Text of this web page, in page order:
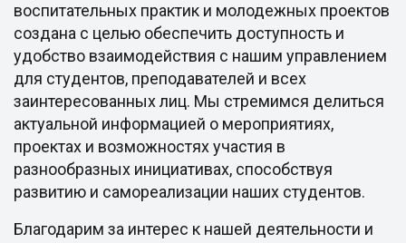
воспитательных практик и молодежных проектов
создана с целью обеспечить доступность и
удобство взаимодействия с нашим управлением
для студентов, преподавателей и всех
заинтересованных лиц. Мы стремимся делиться
актуальной информацией о мероприятиях,
проектах и возможностях участия в
разнообразных инициативах, способствуя
развитию и самореализации наших студентов.
Благодарим за интерес к нашей деятельности и